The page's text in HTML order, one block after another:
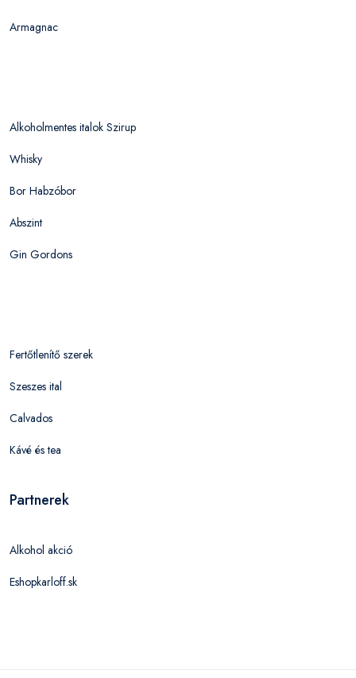
Armagnac
Alkoholmentes italok Szirup
Whisky
Bor Habzóbor
Abszint
Gin Gordons
Fertőtlenítő szerek
Szeszes ital
Calvados
Kávé és tea
Partnerek
Alkohol akció
Eshopkarloff.sk